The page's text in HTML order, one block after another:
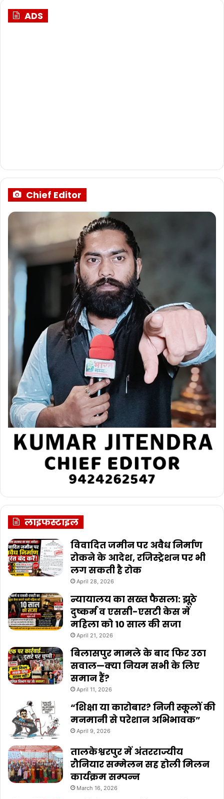
ADS
Chief Editor
लाइफस्टाइल
विवादित जमीन पर अवैध निर्माण
रोकने के आदेश, रजिस्ट्रेशन पर भी
लग सकती है रोक
April 28, 2026
न्यायालय का सख्त फैसला: झूठे
दुष्कर्म व एससी-एसटी केस में
महिला को 10 साल की सजा
April 21, 2026
बिलासपुर मामले के बाद फिर उठा
सवाल—क्या नियम सभी के लिए
समान हैं?
April 11, 2026
“शिक्षा या कारोबार? निजी स्कूलों की
मनमानी से परेशान अभिभावक”
April 9, 2026
तालकेश्वरपुर में अंतरराज्यीय
रौनियार सम्मेलन सह होली मिलन
कार्यक्रम सम्पन्न
March 16, 2026